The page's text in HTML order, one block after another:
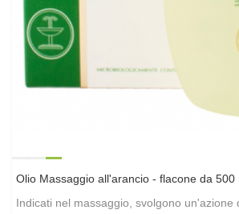
Olio Massaggio all'arancio - flacone da 500
Indicati nel massaggio, svolgono un'azione